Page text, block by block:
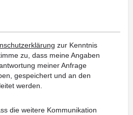
zur Kenntnis
zu, dass meine Angaben
meiner Anfrage
gespeichert und an den
werden.
die weitere Kommunikation